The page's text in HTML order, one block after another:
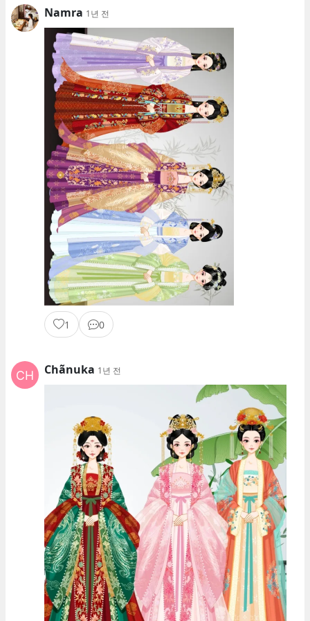
Namra 1년 전
1 0
Chãnuka 1년 전